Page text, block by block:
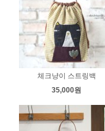
체크냥이 스트링백
35,000원